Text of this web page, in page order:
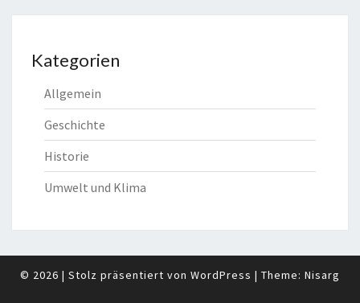
Kategorien
Allgemein
Geschichte
Historie
Umwelt und Klima
© 2026 | Stolz präsentiert von WordPress | Theme: Nisarg